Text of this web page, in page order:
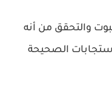
والتحقق من أنه
الصحيحة